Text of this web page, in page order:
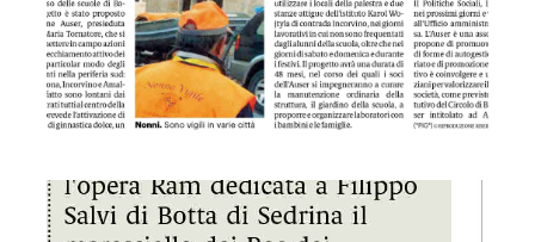
GDS 12/04/2023 Una scultura in memoria del maresciallo